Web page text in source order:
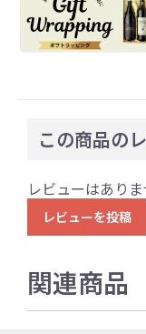
この商品の
レビューはありま
レビューを投稿
関連商品